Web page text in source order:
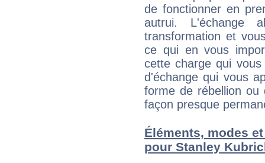
de fonctionner en
autrui. L'échange
transformation et
ce qui en vous
cette charge qui
d'échange qui vous
forme de rébellion ou
façon presque
Éléments, modes
pour Stanley